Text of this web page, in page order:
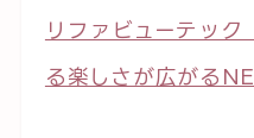
リファビューテック
る楽しさが広がる